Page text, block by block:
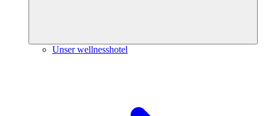
Unser wellnesshotel